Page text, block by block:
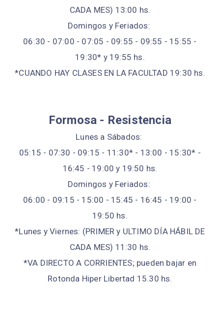
CADA MES) 13:00 hs.
Domingos y Feriados:
06:30 - 07:00 - 07:05 - 09:55 - 09:55 - 15:55 -
19:30* y 19:55 hs.
*CUANDO HAY CLASES EN LA FACULTAD 19:30 hs.
Formosa - Resistencia
Lunes a Sábados:
05:15 - 07:30 - 09:15 - 11:30* - 13:00 - 15:30* -
16:45 - 19:00 y 19:50 hs.
Domingos y Feriados:
06:00 - 09:15 - 15:00 - 15:45 - 16:45 - 19:00 -
19:50 hs.
*Lunes y Viernes: (PRIMER y ULTIMO DÍA HÁBIL DE
CADA MES) 11:30 hs.
*VA DIRECTO A CORRIENTES; pueden bajar en
Rotonda Hiper Libertad 15.30 hs.